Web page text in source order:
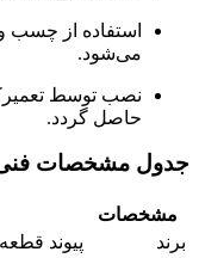
استفاده از چسب
می‌شود.
نصب توسط
حاصل گردد.
جدول مشخصات
مشخصات
برند
پیوند قطعه